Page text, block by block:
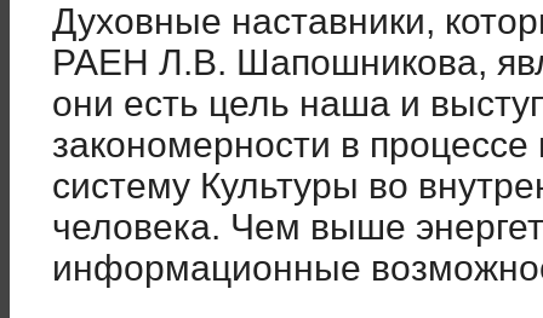
Духовные наставники,
РАЕН Л.В. Шапошникова,
они есть цель наша и
закономерности в
систему Культуры во
человека. Чем выше
информационные